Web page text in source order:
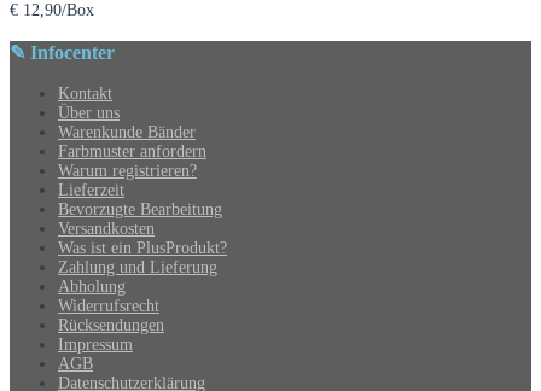
€ 12,90/Box
✎ Infocenter
Kontakt
Über uns
Warenkunde Bänder
Farbmuster anfordern
Warum registrieren?
Lieferzeit
Bevorzugte Bearbeitung
Versandkosten
Was ist ein PlusProdukt?
Zahlung und Lieferung
Abholung
Widerrufsrecht
Rücksendungen
Impressum
AGB
Datenschutzerklärung